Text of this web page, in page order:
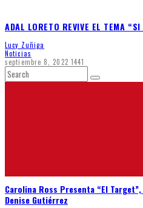
ADAL LORETO REVIVE EL TEMA “SI
Lucy Zuñiga
Noticias
septiembre 8, 2022 1441
Carolina Ross Presenta “El
Denise Gutiérrez